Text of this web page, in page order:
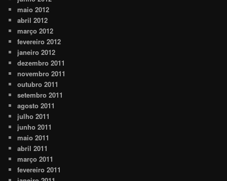
maio 2012
abril 2012
março 2012
fevereiro 2012
janeiro 2012
dezembro 2011
novembro 2011
outubro 2011
setembro 2011
agosto 2011
julho 2011
junho 2011
maio 2011
abril 2011
março 2011
fevereiro 2011